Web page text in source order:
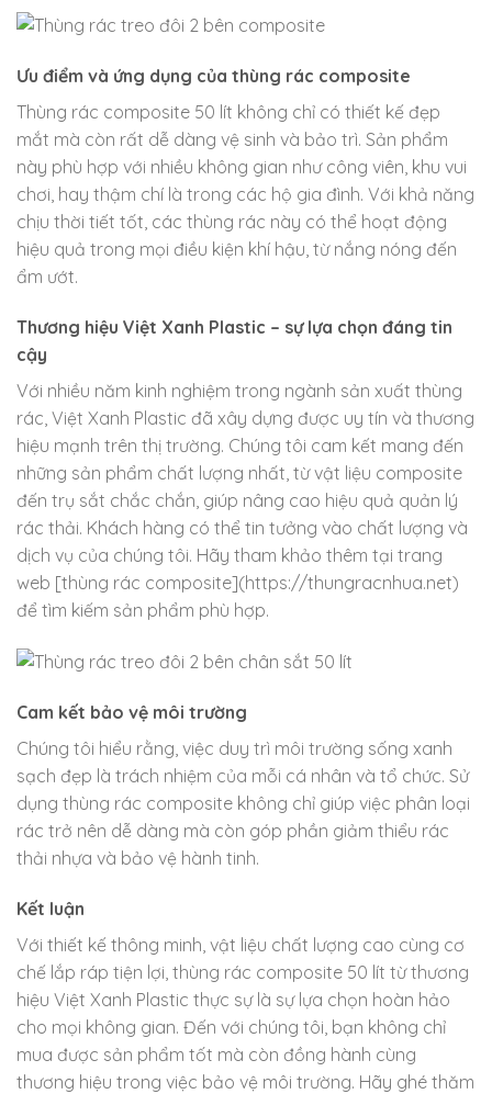
Ưu điểm và ứng dụng của thùng rác composite
Thùng rác composite 50 lít không chỉ có thiết kế đẹp
mắt mà còn rất dễ dàng vệ sinh và bảo trì. Sản phẩm
này phù hợp với nhiều không gian như công viên, khu vui
chơi, hay thậm chí là trong các hộ gia đình. Với khả năng
chịu thời tiết tốt, các thùng rác này có thể hoạt động
hiệu quả trong mọi điều kiện khí hậu, từ nắng nóng đến
ẩm ướt.
Thương hiệu Việt Xanh Plastic – sự lựa chọn đáng tin
cậy
Với nhiều năm kinh nghiệm trong ngành sản xuất thùng
rác, Việt Xanh Plastic đã xây dựng được uy tín và thương
hiệu mạnh trên thị trường. Chúng tôi cam kết mang đến
những sản phẩm chất lượng nhất, từ vật liệu composite
đến trụ sắt chắc chắn, giúp nâng cao hiệu quả quản lý
rác thải. Khách hàng có thể tin tưởng vào chất lượng và
dịch vụ của chúng tôi. Hãy tham khảo thêm tại trang
web [thùng rác composite](https://thungracnhua.net)
để tìm kiếm sản phẩm phù hợp.
Cam kết bảo vệ môi trường
Chúng tôi hiểu rằng, việc duy trì môi trường sống xanh
sạch đẹp là trách nhiệm của mỗi cá nhân và tổ chức. Sử
dụng thùng rác composite không chỉ giúp việc phân loại
rác trở nên dễ dàng mà còn góp phần giảm thiểu rác
thải nhựa và bảo vệ hành tinh.
Kết luận
Với thiết kế thông minh, vật liệu chất lượng cao cùng cơ
chế lắp ráp tiện lợi, thùng rác composite 50 lít từ thương
hiệu Việt Xanh Plastic thực sự là sự lựa chọn hoàn hảo
cho mọi không gian. Đến với chúng tôi, bạn không chỉ
mua được sản phẩm tốt mà còn đồng hành cùng
thương hiệu trong việc bảo vệ môi trường. Hãy ghé thăm